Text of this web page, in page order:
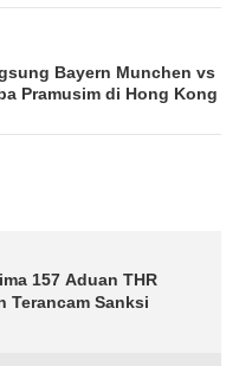
Bayern Munchen vs
Pramusim di Hong Kong
157 Aduan THR
Terancam Sanksi